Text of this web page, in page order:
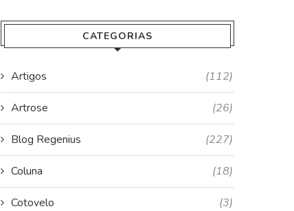
CATEGORIAS
Artigos (112)
Artrose (26)
Blog Regenius (227)
Coluna (18)
Cotovelo (3)